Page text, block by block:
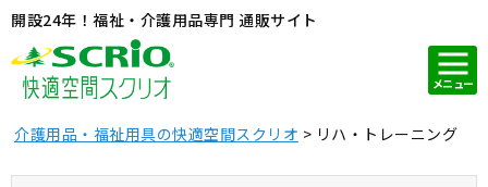
開設24年！福祉・介護用品専門 通販サイト
メニュー
介護用品・福祉用具の快適空間スクリオ リハ・トレーニング